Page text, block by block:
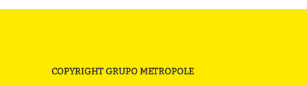
COPYRIGHT GRUPO METROPOLE